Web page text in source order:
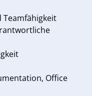
Office